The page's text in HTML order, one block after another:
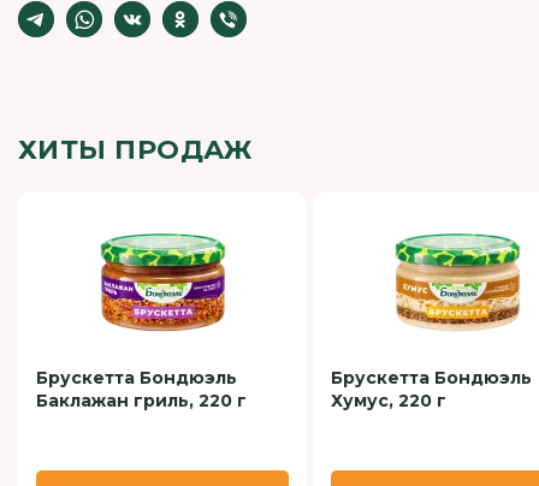
ХИТЫ ПРОДАЖ
Брускетта Бондюэль
Баклажан гриль, 220 г
Брускетта Бондюэль
Хумус, 220 г